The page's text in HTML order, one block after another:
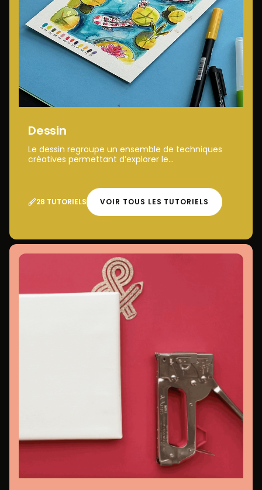
Dessin
Le dessin regroupe un ensemble de techniques
créatives permettant d’explorer le...
28 TUTORIELS VOIR TOUS LES TUTORIELS